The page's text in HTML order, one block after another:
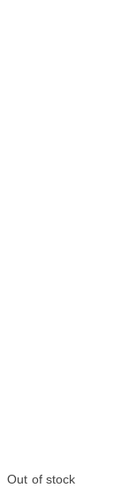
Out of stock